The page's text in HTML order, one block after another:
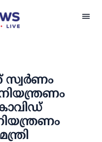
സ്വര്‍ണം